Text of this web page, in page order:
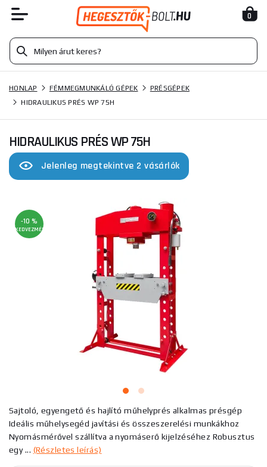
0
HONLAP FÉMMEGMUNKÁLÓ GÉPEK
PRÉSGÉPEK
HIDRAULIKUS PRÉS WP 75H
HIDRAULIKUS PRÉS WP 75H
Jelenleg megtekintve 2 vásárlók
-10 %
KEDVEZMÉNY
Sajtoló, egyengető és hajlító műhelyprés alkalmas présgép
Ideális műhelysegéd javítási és összeszerelési munkákhoz
Nyomásmérővel szállítva a nyomáserő kijelzéséhez Robusztus
egy ... (Részletes leírás)